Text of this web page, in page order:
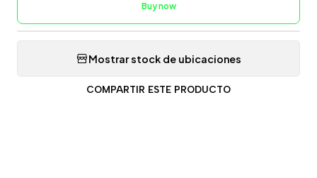
Buy now
Mostrar stock de ubicaciones
COMPARTIR ESTE PRODUCTO